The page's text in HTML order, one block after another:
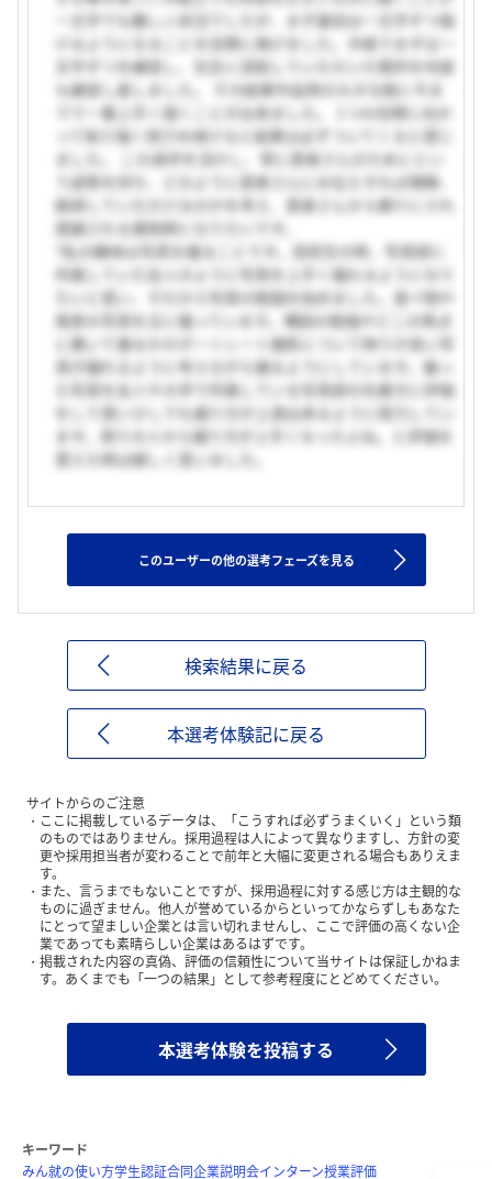
一文字でも難しい状況でしたが、まず最初は一文字ずつ描
けるようになることを目標に掲げました。半紙でまずは一
文字ずつを練習し、先生に添削していただいた箇所を何度
も練習し直しました。 その結果作品用の大きな紙に今ま
でで一番上手く描くことが出来ました。 1つの目標に向か
って粘り強く努力を続けると結果は必ずついてくると感じ
ました。 この長所を活かし、常に患者さんのためにとい
う姿勢を持ち、どのように患者さんにお伝えすれば理解、
納得していただけるのかを考え、患者さんから頼りにされ
感謝される薬剤師になりたいです。
?私の趣味は写真を撮ることです。高校生の時、写真部に
所属していた友人のように写真を上手く撮れるようになり
たいと思い、それから写真の勉強を始めました。食べ物や
風景の写真を主に撮っています。構図の勉強やどこの焦点
に置いて撮るかのポートレート撮影について映りが良い写
真が撮れるように考えながら撮るようにしています。撮っ
た写真を友人や大学で所属している写真部の先輩方に評価
をして貰い少しでも撮り方が上達出来るように努力してい
ます。周りの人から撮り方が上手くなったよね。と評価を
貰えた時は嬉しく思いました。
このユーザーの他の選考フェーズを見る
検索結果に戻る
本選考体験記に戻る
サイトからのご注意
ここに掲載しているデータは、「こうすれば必ずうまくいく」という類
のものではありません。採用過程は人によって異なりますし、方針の変
更や採用担当者が変わることで前年と大幅に変更される場合もありえま
す。
また、言うまでもないことですが、採用過程に対する感じ方は主観的な
ものに過ぎません。他人が誉めているからといってかならずしもあなた
にとって望ましい企業とは言い切れませんし、ここで評価の高くない企
業であっても素晴らしい企業はあるはずです。
掲載された内容の真偽、評価の信頼性について当サイトは保証しかねま
す。あくまでも「一つの結果」として参考程度にとどめてください。
本選考体験を投稿する
キーワード
みん就の使い方学生認証合同企業説明会インターン授業評価